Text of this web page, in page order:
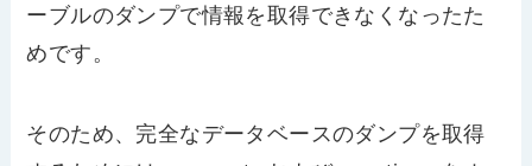
ーブルのダンプで情報を取得できなくなったた
めです。
そのため、完全なデータベースのダンプを取得